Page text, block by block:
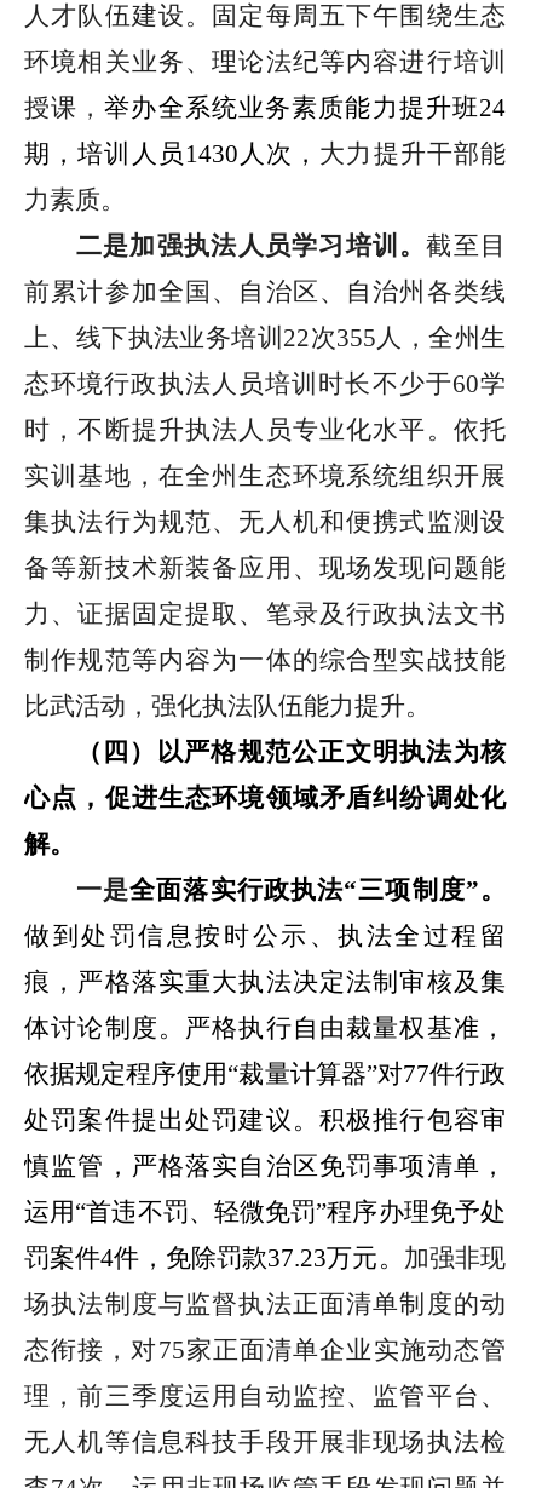
人才队伍建设。固定每周五下午围绕生态
环境相关业务、理论法纪等内容进行培训
授课，举办全系统业务素质能力提升班24
期，培训人员 1430 人次， 大力提升干部能
力素质。
二是加强执法人员学习培训 。截至目
前累计参加全国、自治区、自治州各类线
上、线下执法业务培训 22次355人，全州生
态环境行政执法人员培训时长不少于60学
时，不断提升执法人员专业化水平。依托
实训基地，在全州生态环境系统组织开展
集执法行为规范、无人机和便携式监测设
备等新技术新装备应用、现场发现问题能
力、证据固定提取、笔录及行政执法文书
制作规范等内容为一体的综合型实战技能
比武活动，强化执法队伍能力提升。
（四）以严格规范公正文明执法为核
心点，促进生态环境领域矛盾纠纷调处化
解。
一是全面落实行政执法“三项制度”。
做到处罚信息按时公示、执法全过程留
痕，严格落实重大执法决定法制审核及集
体讨论制度。严格执行自由裁量权基准，
依据规定程序使用“裁量计算器”对77件行政
处罚案件提出处罚建议。积极推行包容审
慎监管，严格落实自治区免罚事项清单，
运用“首违不罚、轻微免罚”程序办理免予处
罚案件4件，免除罚款37.23万元。 加强非现
场执法制度与监督执法正面清单制度的动
态衔接，对75家正面清单企业实施动态管
理，前三季度运用自动监控、监管平台、
无人机等信息科技手段开展非现场执法检